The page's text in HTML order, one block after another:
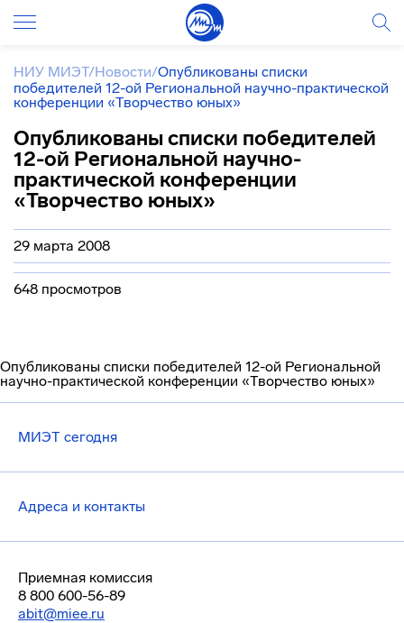
НИУ МИЭТ/Новости/Опубликованы списки
победителей 12-ой Региональной научно-практической
конференции «Творчество юных»
Опубликованы списки победителей
12-ой Региональной научно-
практической конференции
«Творчество юных»
29 марта 2008
648 просмотров
Опубликованы списки победителей 12-ой Региональной
научно-практической конференции «Творчество юных»
МИЭТ сегодня
Адреса и контакты
Приемная комиссия
8 800 600-56-89
abit@miee.ru